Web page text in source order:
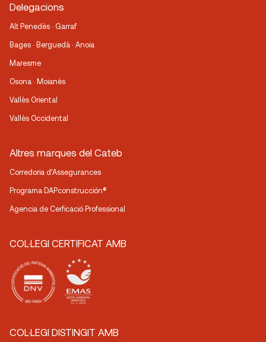
Delegacions
Alt Penedès · Garraf
Bages · Berguedà · Anoia
Maresme
Osona · Moianès
Vallès Oriental
Vallès Occidental
Altres marques del Cateb
Corredoria d’Assegurances
Programa DAPconstrucción®
Agencia de Cerficació Professional
COL·LEGI CERTIFICAT AMB
COL·LEGI DISTINGIT AMB